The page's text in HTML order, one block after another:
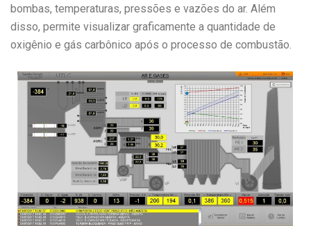
bombas, temperaturas, pressões e vazões do ar. Além
disso, permite visualizar graficamente a quantidade de
oxigênio e gás carbônico após o processo de combustão.